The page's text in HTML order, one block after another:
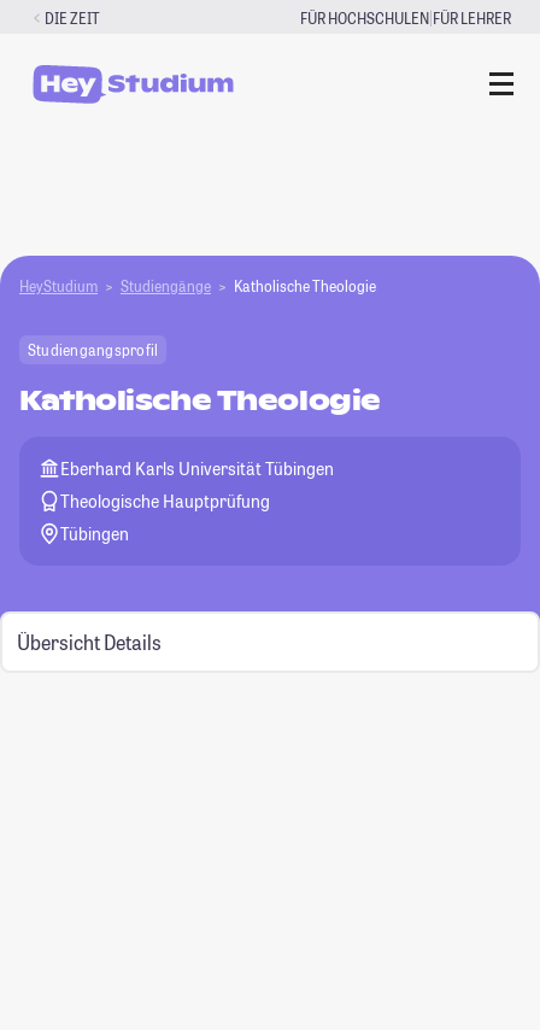
Zum
springen
DIE ZEIT FÜR HOCHSCHULEN|FÜR LEHRER
HeyStudium Studiengänge Katholische Theologie
Studiengangsprofil
Katholische Theologie
Eberhard Karls Universität Tübingen
Theologische Hauptprüfung
Tübingen
Übersicht Details